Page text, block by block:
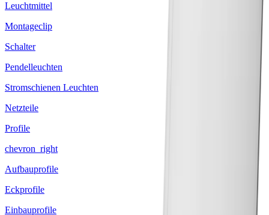
Leuchtmittel
Montageclip
Schalter
Pendelleuchten
Stromschienen Leuchten
Netzteile
Profile
chevron_right
Aufbauprofile
Eckprofile
Einbauprofile